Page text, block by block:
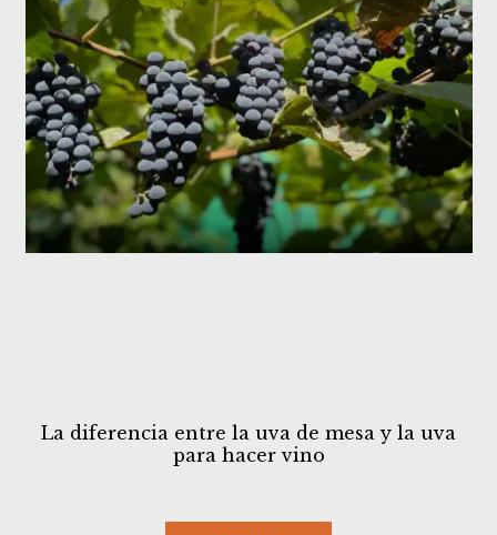
La diferencia entre la uva de mesa y la uva
para hacer vino